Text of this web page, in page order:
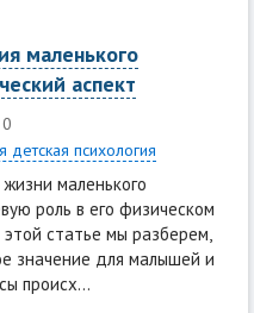
маленького
аспект
0
детская психология
маленького
роль в его физическом
этой статье мы разберем,
значение для малышей и
происх...